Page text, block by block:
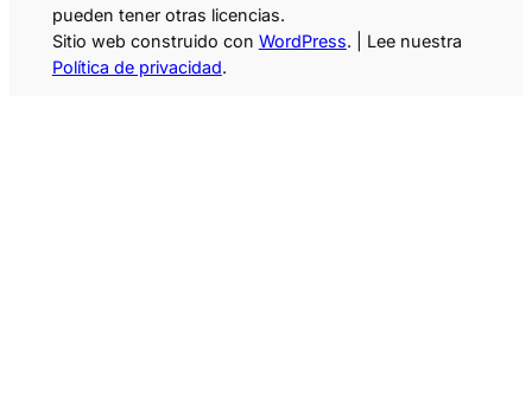
pueden tener otras licencias.
Sitio web construido con WordPress. | Lee nuestra
Política de privacidad.